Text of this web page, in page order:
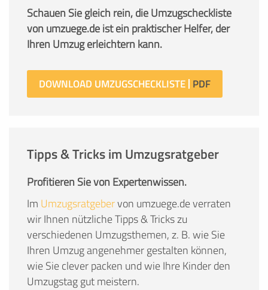
Schauen Sie gleich rein, die Umzugscheckliste
von umzuege.de ist ein praktischer Helfer, der
Ihren Umzug erleichtern kann.
DOWNLOAD UMZUGSCHECKLISTE
Tipps & Tricks im Umzugsratgeber
Profitieren Sie von Expertenwissen.
Im Umzugsratgebervon umzuege.de verraten
wir Ihnen nützliche Tipps & Tricks zu
verschiedenen Umzugsthemen, z. B. wie Sie
Ihren Umzug angenehmer gestalten können,
wie Sie clever packen und wie Ihre Kinder den
Umzugstag gut meistern.